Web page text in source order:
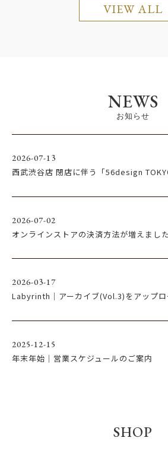
VIEW ALL
NEWS
お知らせ
2026-07-13
西武渋谷店 閉店に伴う「56design
2026-07-02
オンラインストアの決済方法が増えました
2026-03-17
Labyrinth｜アーカイブ(Vol.3)をアップロ
2025-12-15
年末年始｜営業スケジュールのご案内
SHOP